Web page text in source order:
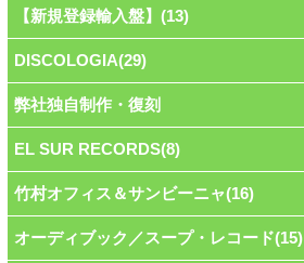
【新規登録輸入盤】(13)
DISCOLOGIA(29)
弊社独自制作・復刻
EL SUR RECORDS(8)
竹村オフィス＆サンビーニャ(16)
オーディブック／スープ・レコード(15)